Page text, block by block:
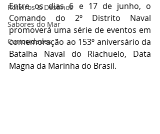
Roteiros & Destinos
Sabores do Mar
Curiosidades
Entre os dias 6 e 17 de junho, o
Comando do 2º Distrito Naval
promoverá uma série de eventos em
comemoração ao 153º aniversário da
Batalha Naval do Riachuelo, Data
Magna da Marinha do Brasil.